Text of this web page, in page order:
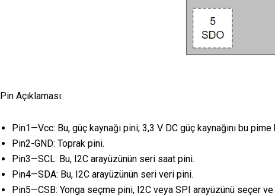
Pin Açıklaması:
Pin1—Vcc: Bu, güç kaynağı pini; 3,3 V DC güç kaynağını bu pime
Pin2-GND: Toprak pini.
Pin3—SCL: Bu, I2C arayüzünün seri saat pini.
Pin4—SDA: Bu, I2C arayüzünün seri veri pini.
Pin5—CSB: Yonga seçme pini, I2C veya SPI arayüzünü seçer